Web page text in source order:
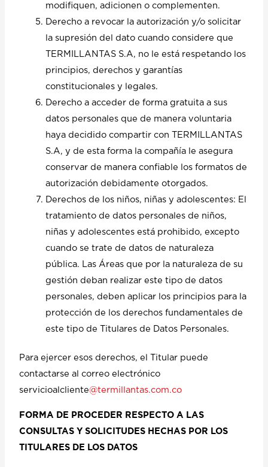
modifiquen, adicionen o complementen.
Derecho a revocar la autorización y/o solicitar
la supresión del dato cuando considere que
TERMILLANTAS S.A, no le está respetando los
principios, derechos y garantías
constitucionales y legales.
Derecho a acceder de forma gratuita a sus
datos personales que de manera voluntaria
haya decidido compartir con TERMILLANTAS
S.A, y de esta forma la compañía le asegura
conservar de manera confiable los formatos de
autorización debidamente otorgados.
Derechos de los niños, niñas y adolescentes: El
tratamiento de datos personales de niños,
niñas y adolescentes está prohibido, excepto
cuando se trate de datos de naturaleza
pública. Las Áreas que por la naturaleza de su
gestión deban realizar este tipo de datos
personales, deben aplicar los principios para la
protección de los derechos fundamentales de
este tipo de Titulares de Datos Personales.
Para ejercer esos derechos, el Titular puede
contactarse al correo electrónico
servicioalcliente@termillantas.com.co
FORMA DE PROCEDER RESPECTO A LAS
CONSULTAS Y SOLICITUDES HECHAS POR LOS
TITULARES DE LOS DATOS